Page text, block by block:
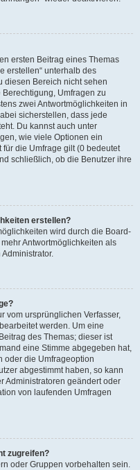
ersten Beitrag eines Themas
erstellen“ unterhalb des
diesen Bereich nicht sehen
Umfragen zu
zwei Antwortmöglichkeiten in
sicherstellen, dass jede
Du kannst auch unter
wie viele Optionen ein
die Umfrage gilt (0 bedeutet
schließlich, ob die Benutzer ihre
erstellen?
wird durch die Board-
Antwortmöglichkeiten als
vom ursprünglichen Verfasser,
werden. Um eine
des Themas; dieser ist
eine Stimme abgegeben hat,
oder die Umfrageoption
abgestimmt haben, so kann
Administratoren geändert oder
von laufenden Umfragen
zugreifen?
oder Gruppen vorbehalten sein.